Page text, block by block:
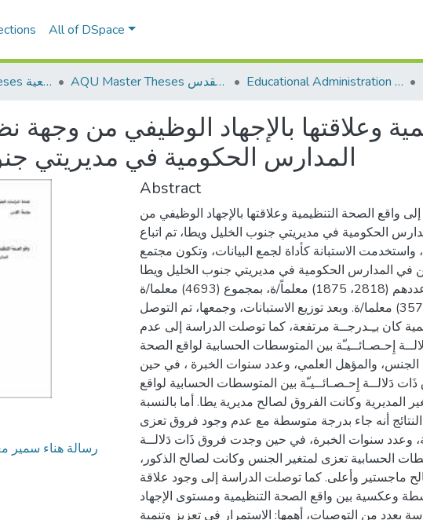
All of DSpace
Dissertations & Theses الرسائل الجامعية AQU Master Theses الرسائل الجامعية الخاصة بجامعة القدس Educational Administration الادارة التربوية
وعلاقتها بالإجهاد الوظيفي من وجهة
المدارس الحكومية في مديريتي
Abstract
واقع الصحة التنظيمية وعلاقتها بالإجهاد الوظيفي من
الحكومية في مديريتي جنوب الخليل ويطا، تم اتباع
واستخدمت الاستبانة كأداة لجمع البيانات، وتكون مجتمع
في المدارس الحكومية في مديريتي جنوب الخليل ويطا
والبالغ عددهم (2818، 1875) معلماً/ة، بمجموع (4693) معلما/ة.
وتكونت عينة الدراسة من (357) معلما/ة. وبعد توزيع الاستبانات، وجمعها، تم التوصل
كان بـِـدرجــة مرتفعة، كما توصلت الدراسة إلى عدم
إِحـصـائــيـّة بين المتوسطات الحسابية لواقع الصحة
الجنس، والمؤهل العلمي، وعدد سنوات الخبرة ، في حين
دَلالــة إِحـصـائــيـّة بين المتوسطات الحسابية لواقع
المديرية وكانت الفروق لصالح مديرية يطا. أما بالنسبة
النتائج أنه جاء بدرجة متوسطة مع عدم وجود فروق تعزى
وعدد سنوات الخبرة، في حين وجدت فروق ذَات دَلالــة
الحسابية تعزى لمتغير الجنس وكانت لصالح الذكور،
ماجستير وأعلى. كما توصلت الدراسة إلى وجود علاقة
وعكسية بين واقع الصحة التنظيمية ومستوى الإجهاد
بعدد من التوصيات، أهمها: الاستمرار في تعزيز وتنمية